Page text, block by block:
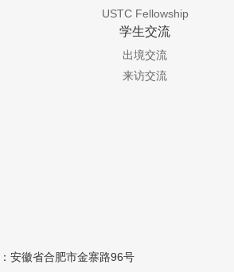
USTC Fellowship
学生交流
出境交流
来访交流
安徽省合肥市金寨路96号